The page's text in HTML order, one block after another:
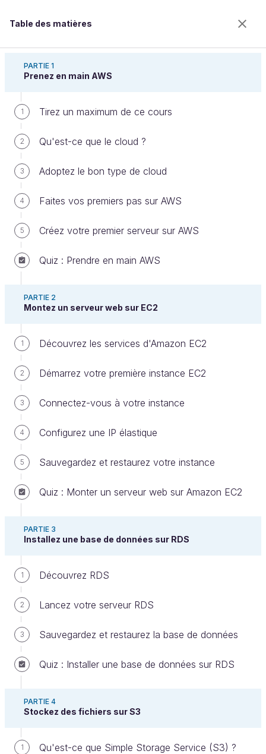
Table des matières
PARTIE 1
Prenez en main AWS
1 Tirez un maximum de ce cours
2 Qu'est-ce que le cloud ?
3 Adoptez le bon type de cloud
4 Faites vos premiers pas sur AWS
5 Créez votre premier serveur sur AWS
Quiz : Prendre en main AWS
PARTIE 2
Montez un serveur web sur EC2
1 Découvrez les services d'Amazon EC2
2 Démarrez votre première instance EC2
3 Connectez-vous à votre instance
4 Configurez une IP élastique
5 Sauvegardez et restaurez votre instance
Quiz : Monter un serveur web sur Amazon EC2
PARTIE 3
Installez une base de données sur RDS
1 Découvrez RDS
2 Lancez votre serveur RDS
3 Sauvegardez et restaurez la base de données
Quiz : Installer une base de données sur RDS
PARTIE 4
Stockez des fichiers sur S3
1 Qu'est-ce que Simple Storage Service (S3) ?
Maîtrisez les outils de facturation
sur AWS
Bienvenue sur l’école 100% en ligne des métiers qui
ont de l’avenir.
Bénéficiez gratuitement de toutes les fonctionnalités
de ce cours (quiz, vidéos, accès illimité à tous les
chapitres) avec un compte.
Créer un compte ou se connecter
Amazon EC2, S3, RDS et IAM sont certes souvent
cités comme les services essentiels d’AWS. Mais il y
a un service qui peut facilement les détrôner en
termes d’importance : le service de facturation !
Eh oui, c’est un service à part entière.
Dans un environnement de pay as you go
, l’art de
maîtriser ses coûts cloud peut être un avantage
compétitif. Si vous divisez vos coûts Amazon EC2
par deux, vous pourrez offrir les meilleurs rabais à
grimper votre revenu, et ainsi de suite.
Découvrons ensemble ce service omniprésent
appelé Billing, ou tableau de facturation.
Prenez en main les principes de
facturation
le nom de votre compte puis choisissez “Tableau de
bord de facturation” :